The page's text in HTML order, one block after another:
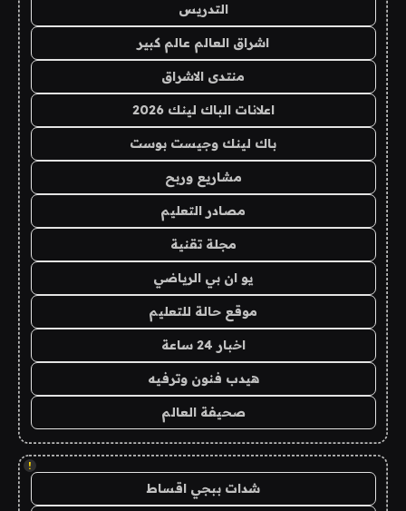
التدريس
اشراق العالم عالم كبير
منتدى الاشراق
اعلانات الباك لينك 2026
باك لينك وجيست بوست
مشاريع وربح
مصادر التعليم
مجلة تقنية
يو ان بي الرياضي
موقع حالة للتعليم
اخبار 24 ساعة
هيدب فنون وترفيه
صحيفة العالم
!
شدات ببجي اقساط